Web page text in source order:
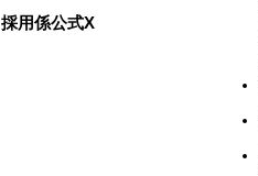
採用係公式X